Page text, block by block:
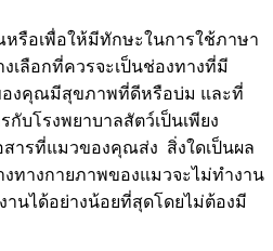
รือเพื่อให้มีทักษะในการใช้ภาษา
เลือกที่ควรจะเป็นช่องทางที่มี
องคุณมีสุขภาพที่ดีหรือบ่ม และที่
บโรงพยาบาลสัตว์เป็นเพียง
สารที่แมวของคุณส่ง สิ่งใดเป็นผล
ทางกายภาพของแมวจะไม่ทำงาน
นได้อย่างน้อยที่สุดโดยไม่ต้องมี